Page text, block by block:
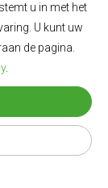
u in met het
U kunt uw
de pagina.
.